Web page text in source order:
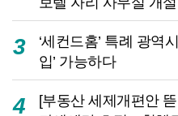
3
‘세컨드홈’ 특례 광역
입’ 가능하다
4
[부동산 세제개편안